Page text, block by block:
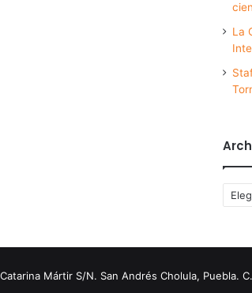
La
Mártir S/N. San Andrés Cholula, Puebla.